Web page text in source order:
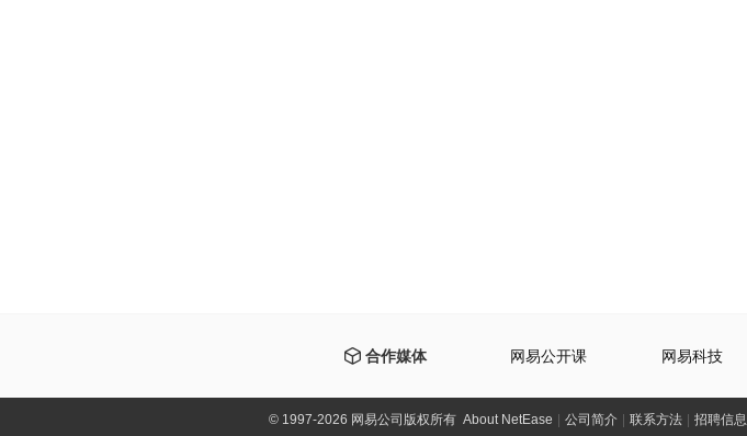
合作媒体 网易公开课 网易科技
©1997-2026 网易公司版权所有 About NetEase 公司简介 联系方法 招聘信息